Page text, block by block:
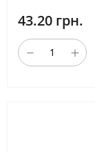
43.20 грн.